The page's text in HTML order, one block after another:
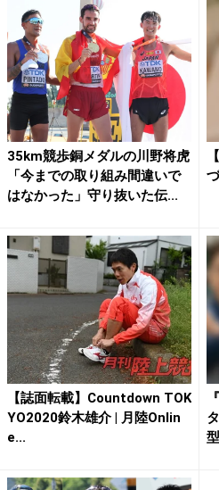
35km競歩銅メダルの川野将虎
「今までの取り組み間違いで
はなかった」守り抜いた伝...
【誌面転載】Countdown TOK
YO2020鈴木雄介 | 月陸Onlin
e...